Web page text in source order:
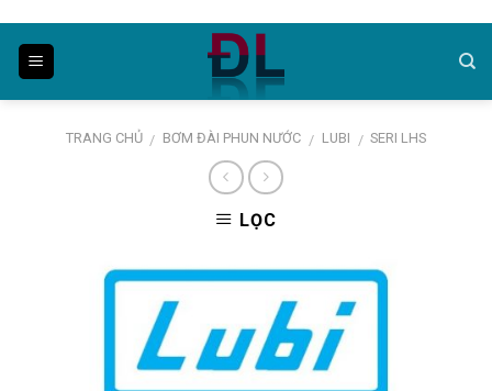
content
TRANG CHỦ / BƠM ĐÀI PHUN NƯỚC / LUBI / SERI LHS
LỌC